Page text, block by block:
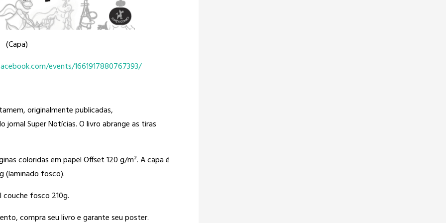
(Capa)
events/1661917880767393/
originalmente publicadas,
jornal Super Notícias. O livro abrange as tiras
coloridas em papel Offset 120 g/m². A capa é
(laminado fosco).
fosco 210g.
compra seu livro e garante seu poster.